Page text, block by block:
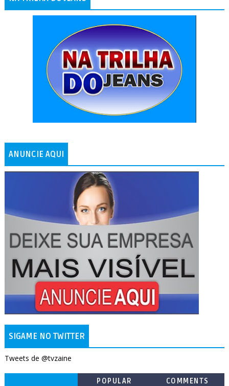
ANUNCIE AQUI
SIGAME NO TWITTER
Tweets de @tvzaine
POPULAR COMMENTS